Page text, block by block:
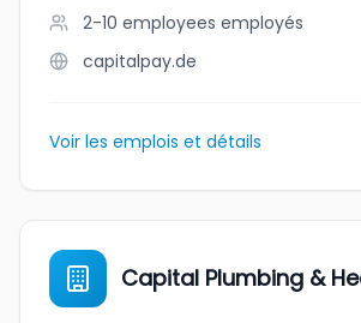
2-10 employees employés
capitalpay.de
Voir les emplois et détails
Capital Plumbing &